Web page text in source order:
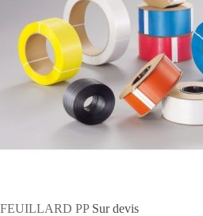
FEUILLARD PP Sur devis